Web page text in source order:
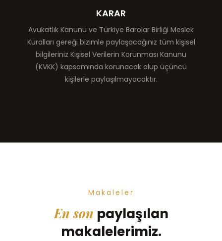
KARAR
Avukatlık Kanunu ve Türkiye Barolar Birliği Meslek
Kuralları gereği bizimle paylaşacağınız tüm kişisel
bilgileriniz Kişisel Verilerin Korunması Kanunu
(KVKK) kapsamında korunacak olup üçüncü
kişilerle paylaşılmayacaktır.
Makaleler
En son paylaşılan
makalelerimiz.